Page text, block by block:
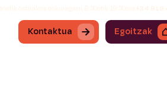
ostiralera eskuragarri, 8:30etik 19:30era.+34 919
Kontaktua Egoitzak